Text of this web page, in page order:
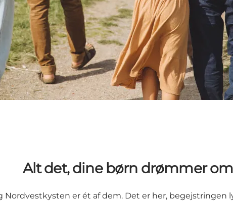
Alt det, dine børn drømmer om
er ét af dem. Det er her, begejstringen